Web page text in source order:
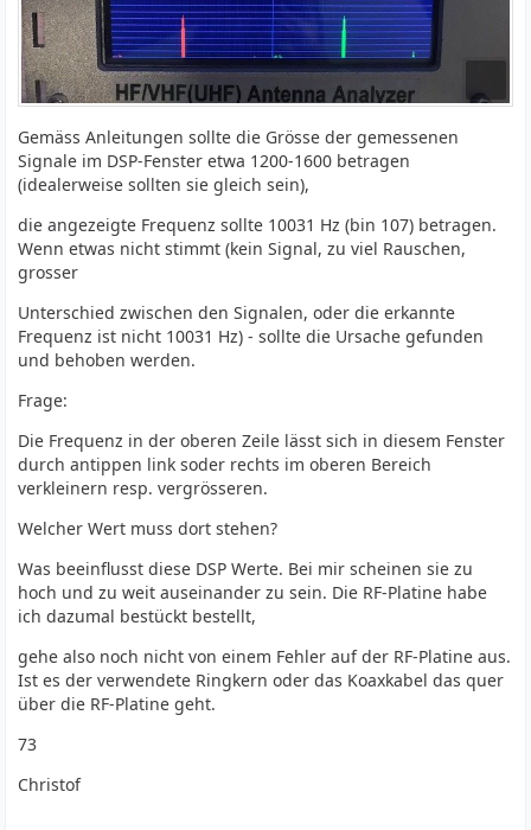
Gemäss Anleitungen sollte die Grösse der gemessenen
Signale im DSP-Fenster etwa 1200-1600 betragen
(idealerweise sollten sie gleich sein),
die angezeigte Frequenz sollte 10031 Hz (bin 107) betragen.
Wenn etwas nicht stimmt (kein Signal, zu viel Rauschen,
grosser
Unterschied zwischen den Signalen, oder die erkannte
Frequenz ist nicht 10031 Hz) - sollte die Ursache gefunden
und behoben werden.
Frage:
Die Frequenz in der oberen Zeile lässt sich in diesem Fenster
durch antippen link soder rechts im oberen Bereich
verkleinern resp. vergrösseren.
Welcher Wert muss dort stehen?
Was beeinflusst diese DSP Werte. Bei mir scheinen sie zu
hoch und zu weit auseinander zu sein. Die RF-Platine habe
ich dazumal bestückt bestellt,
gehe also noch nicht von einem Fehler auf der RF-Platine aus.
Ist es der verwendete Ringkern oder das Koaxkabel das quer
über die RF-Platine geht.
73
Christof